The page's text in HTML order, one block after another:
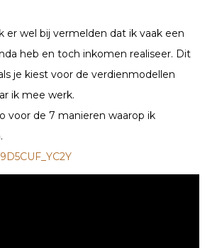
er wel bij vermelden dat ik vaak een
heb en toch inkomen realiseer. Dit
je kiest voor de verdienmodellen
ik mee werk.
voor de 7 manieren waarop ik